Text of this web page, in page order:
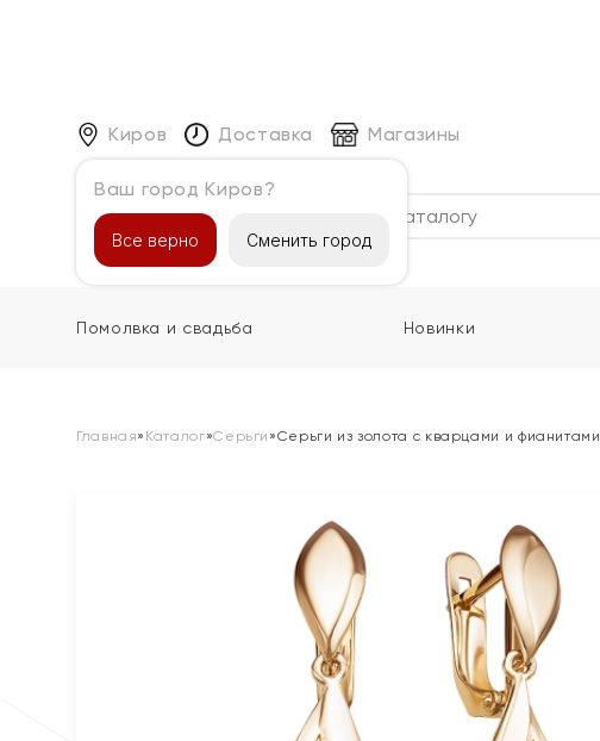
Киров
Ваш город Киров?
Все верно Сменить город
Доставка Магазины
Каталог
Помолвка и свадьба Новинки
Главная» Каталог»Серьги »Серьги из золота с кварцами и фианитами